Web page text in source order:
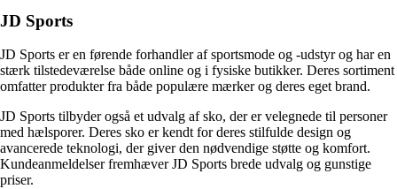
JD Sports
JD Sports er en førende forhandler af sportsmode og -udstyr og har en
stærk tilstedeværelse både online og i fysiske butikker. Deres sortiment
omfatter produkter fra både populære mærker og deres eget brand.
JD Sports tilbyder også et udvalg af sko, der er velegnede til personer
med hælsporer. Deres sko er kendt for deres stilfulde design og
avancerede teknologi, der giver den nødvendige støtte og komfort.
Kundeanmeldelser fremhæver JD Sports brede udvalg og gunstige
priser.